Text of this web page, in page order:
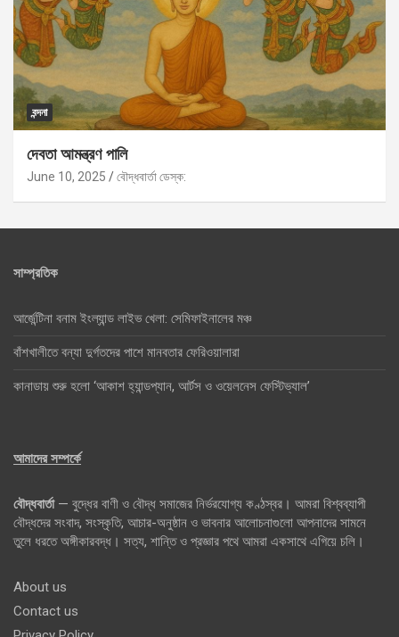
বন্দনা
দেবতা আমন্ত্রণ পালি
June 10, 2025 বৌদ্ধবার্তা ডেস্ক:
সাম্প্রতিক
আর্জেন্টিনা বনাম ইংল্যান্ড লাইভ খেলা: সেমিফাইনালের মঞ্চ
বাঁশখালীতে বন্যা দুর্গতদের পাশে মানবতার ফেরিওয়ালারা
কানাডায় শুরু হলো ‘আকাশ হ্যান্ডপ্যান, আর্টস ও ওয়েলনেস ফেস্টিভ্যাল’
আমাদের সম্পর্কে
বৌদ্ধবার্তা— বুদ্ধের বাণী ও বৌদ্ধ সমাজের নির্ভরযোগ্য কণ্ঠস্বর। আমরা বিশ্বব্যাপী
বৌদ্ধদের সংবাদ, সংস্কৃতি, আচার-অনুষ্ঠান ও ভাবনার আলোচনাগুলো আপনাদের সামনে
তুলে ধরতে অঙ্গীকারবদ্ধ। সত্য, শান্তি ও প্রজ্ঞার পথে আমরা একসাথে এগিয়ে চলি।
About us
Contact us